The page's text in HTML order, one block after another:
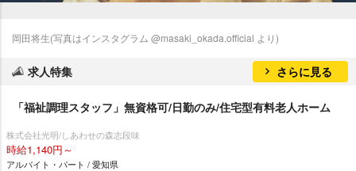
岡田将生(写真はインスタグラム @masaki_okada.official より)
求人特集 さらに見る
「福祉調理スタッフ」無資格可/日勤のみ/住宅型有料老人ホーム
株式会社光明/しあわせの森志段味
時給1,140円～
アルバイト・パート / 愛知県